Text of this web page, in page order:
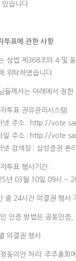
습니다.
투표에 관한 사항
상법 제368조의 4 및
위탁하였습니다.
들께서는 아래에서 정
투표 권유관리시스템
넷 주소 : http://
일 주소 : http://
넷 검색창 : 삼성증권 온
투표 행사기간 :
년 03월 10일 09시 ~
중 24시간 의결권 행사
인증 방법은 공동인증,
의결권 행사
동의안 처리: 주주총회